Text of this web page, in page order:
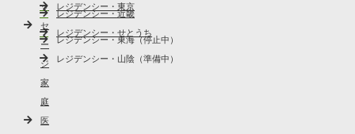
ッ
セ
ー
ジ
家
庭
医
レジデンシー・東京
レジデンシー・近畿
レジデンシー・せとうち
レジデンシー・東海（停止中）
レジデンシー・山陰（準備中）